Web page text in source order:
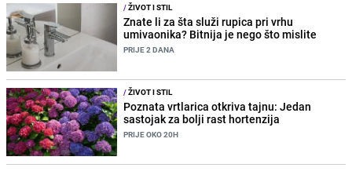
/ŽIVOT I STIL
Znate li za šta služi rupica pri vrhu
umivaonika? Bitnija je nego što mislite
PRIJE 2 DANA
/ŽIVOT I STIL
Poznata vrtlarica otkriva tajnu: Jedan
sastojak za bolji rast hortenzija
PRIJE OKO 20H